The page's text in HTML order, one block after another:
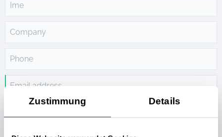
Zustimmung Details
Ime
Company
Phone
Email address